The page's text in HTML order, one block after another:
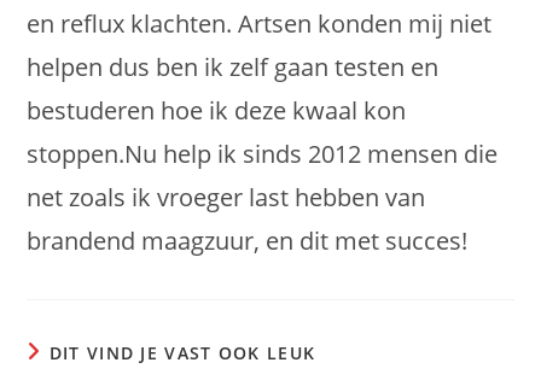
en reflux klachten. Artsen konden mij niet
helpen dus ben ik zelf gaan testen en
bestuderen hoe ik deze kwaal kon
stoppen.Nu help ik sinds 2012 mensen die
net zoals ik vroeger last hebben van
brandend maagzuur, en dit met succes!
DIT VIND JE VAST OOK LEUK